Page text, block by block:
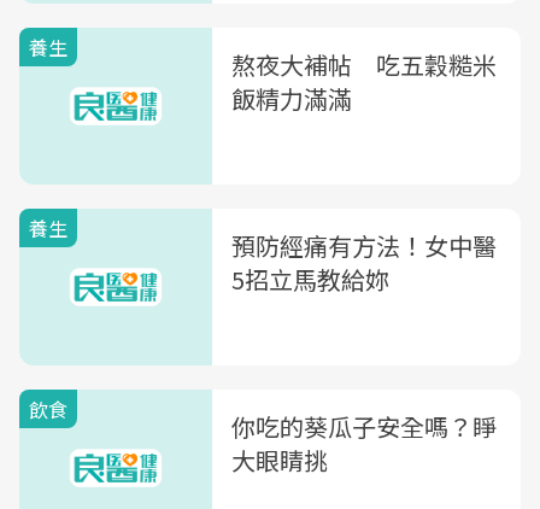
養生
熬夜大補帖 吃五穀糙米
飯精力滿滿
養生
預防經痛有方法！女中醫
5招立馬教給妳
飲食
你吃的葵瓜子安全嗎？睜
大眼睛挑